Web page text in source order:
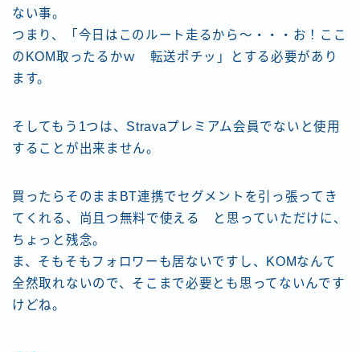
ない事。
つまり、「今日はこのルート走るから〜・・・お！ここ
のKOM取ったるかｗ 転送ポチッ」とする必要があり
ます。
そしてもう1つは、Stravaプレミアム会員でないと使用
することが出来ません。
買ったらそのままBT連携でセグメントを引っ張ってき
てくれる、尚且つ無料で使える と思っていただけに、
ちょっと残念。
ま、そもそもフォロワーも居ないですし、KOMなんて
全然取れないので、そこまで必要とも思ってないんです
けどね。